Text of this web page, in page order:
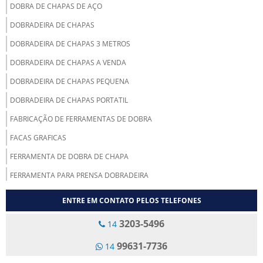
DOBRA DE CHAPAS DE AÇO
DOBRADEIRA DE CHAPAS
DOBRADEIRA DE CHAPAS 3 METROS
DOBRADEIRA DE CHAPAS A VENDA
DOBRADEIRA DE CHAPAS PEQUENA
DOBRADEIRA DE CHAPAS PORTATIL
FABRICAÇÃO DE FERRAMENTAS DE DOBRA
FACAS GRAFICAS
FERRAMENTA DE DOBRA DE CHAPA
FERRAMENTA PARA PRENSA DOBRADEIRA
FERRAMENTAS DE DOBRA
ENTRE EM CONTATO PELOS TELEFONES
14 3203-5496
14 99631-7736